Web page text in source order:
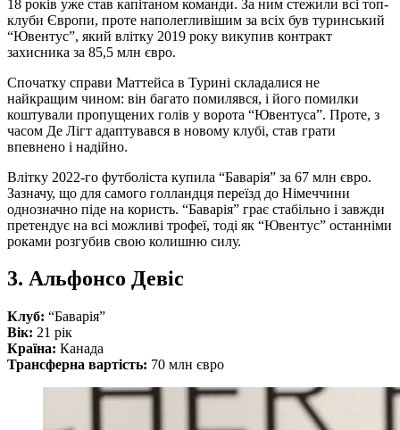
18 років уже став капітаном команди. За ним стежили всі топ-
клуби Європи, проте наполегливішим за всіх був туринський
“Ювентус”, який влітку 2019 року викупив контракт
захисника за 85,5 млн євро.
Спочатку справи Маттейса в Турині складалися не
найкращим чином: він багато помилявся, і його помилки
коштували пропущених голів у ворота “Ювентуса”. Проте, з
часом Де Лігт адаптувався в новому клубі, став грати
впевнено і надійно.
Влітку 2022-го футболіста купила “Баварія” за 67 млн євро.
Зазначу, що для самого голландця переїзд до Німеччини
однозначно піде на користь. “Баварія” грає стабільно і завжди
претендує на всі можливі трофеї, тоді як “Ювентус” останніми
роками розгубив свою колишню силу.
3. Альфонсо Девіс
Клуб: “Баварія”
Вік: 21 рік
Країна: Канада
Трансферна вартість: 70 млн євро